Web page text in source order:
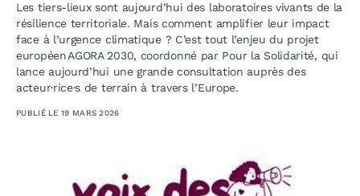
Les tiers-lieux sont aujourd’hui des laboratoires vivants de la
résilience territoriale. Mais comment amplifier leur impact
face à l’urgence climatique ? C’est tout l’enjeu du projet
européen AGORA 2030, coordonné par Pour la Solidarité, qui
lance aujourd’hui une grande consultation auprès des
acteur·rice·s de terrain à travers l’Europe.
PUBLIÉ LE 19 MARS 2026